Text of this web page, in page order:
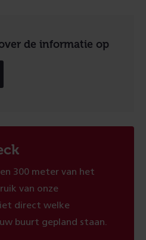
de informatie op
300 meter van het
van onze
direct welke
buurt gepland staan.